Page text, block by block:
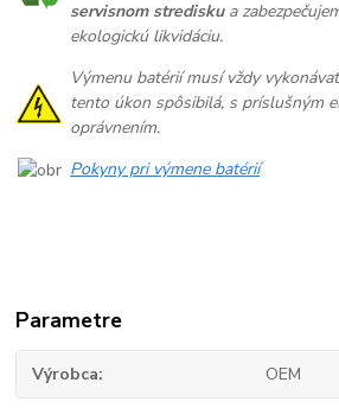
servisnom strediskua
ekologickú likvidáciu.
Výmenu batérií musí vždy
tento úkon spôsibilá, s príslušným
oprávnením.
Pokyny pri výmene batérií
Parametre
Výrobca OEM